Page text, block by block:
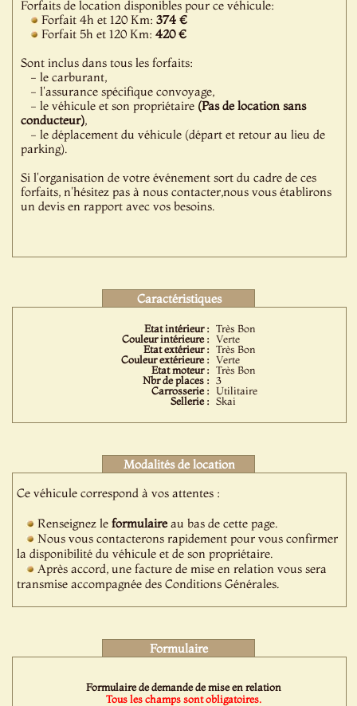
Forfaits de location disponibles pour ce véhicule:
Forfait 4h et 120 Km:374 €
Forfait 5h et 120 Km:420 €
Sont inclus dans tous les forfaits:
- le carburant,
- l'assurance spécifique convoyage,
- le véhicule et son propriétaire (Pas de location sans
conducteur),
- le déplacement du véhicule (départ et retour au lieu de
parking).
Si l'organisation de votre événement sort du cadre de ces
forfaits, n'hésitez pas à nous contacter,nous vous établirons
un devis en rapport avec vos besoins.
Caractéristiques
Etat intérieur : Très Bon
Couleur intérieure : Verte
Etat extérieur : Très Bon
Couleur extérieure : Verte
Etat moteur : Très Bon
Nbr de places : 3
Carrosserie : Utilitaire
Sellerie : Skai
Modalités de location
Ce véhicule correspond à vos attentes :
Renseignez leformulaireau bas de cette page.
Nous vous contacterons rapidement pour vous confirmer
la disponibilité du véhicule et de son propriétaire.
Après accord, une facture de mise en relation vous sera
transmise accompagnée des Conditions Générales.
Formulaire
Formulaire de demande de mise en relation
Tous les champs sont obligatoires.